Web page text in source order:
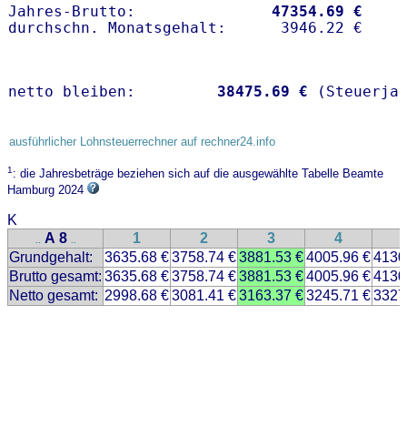
Jahres-Brutto: 47354.69 €
netto bleiben: 38475.69 €
ausführlicher Lohnsteuerrechner auf rechner24.info
1: die Jahresbeträge beziehen sich auf die ausgewählte Tabelle Beamte
Hamburg 2024
K
.. A 8 .. 1 2 3 4
Grundgehalt:
3635.68 €3758.74 €3881.53 €4005.96 €
Brutto gesamt: 3635.68 €3758.74 €3881.53 €4005.96 €
Netto gesamt: 2998.68 €3081.41 €3163.37 €3245.71 €